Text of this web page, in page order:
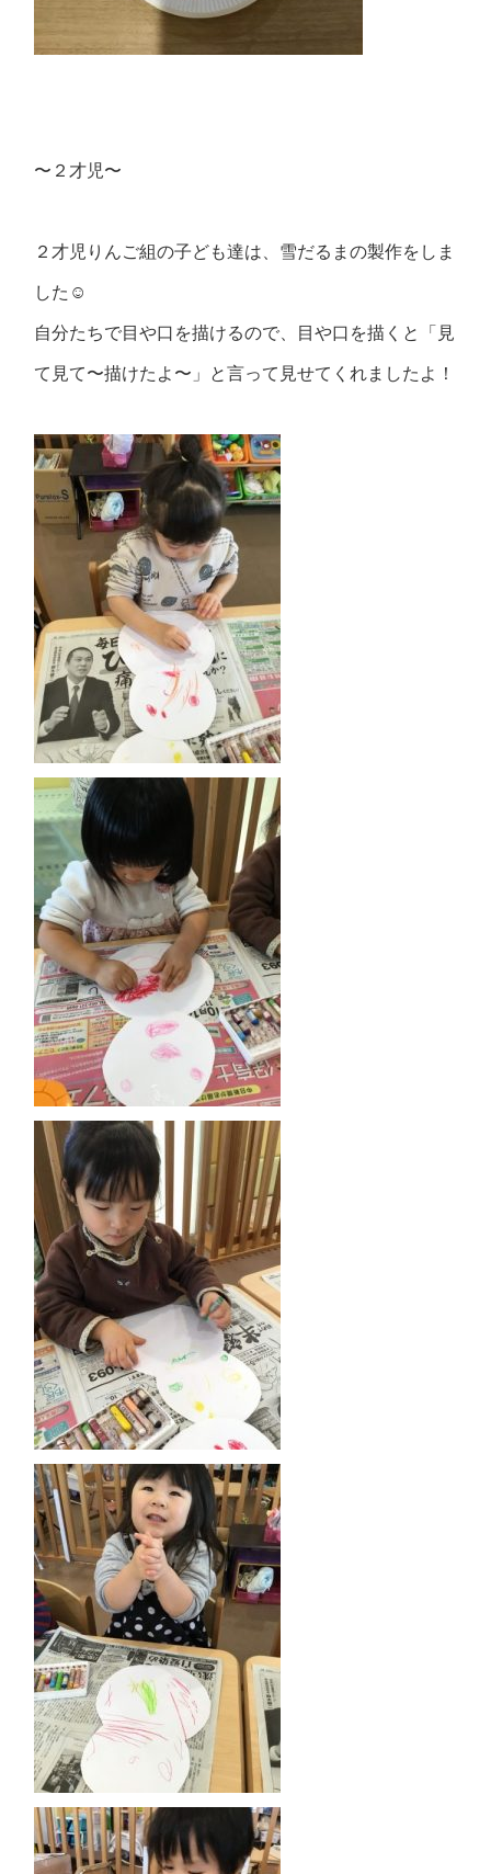
〜２才児〜
２才児りんご組の子ども達は、雪だるまの製作をしま
した☺️
自分たちで目や口を描けるので、目や口を描くと「見
て見て〜描けたよ〜」と言って見せてくれましたよ！